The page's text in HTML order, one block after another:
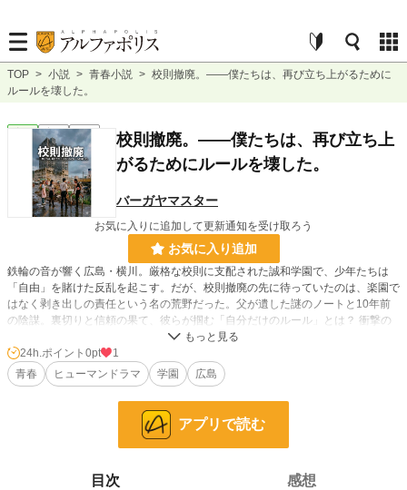
TOP > 小説 > 青春小説 > 校則撤廃。――僕たちは、再び立ち上がるために
ルールを壊した。
完結 長編
校則撤廃。――僕たちは、再び立ち上
がるためにルールを壊した。
バーガヤマスター
お気に入りに追加して更新通知を受け取ろう
お気に入り追加
鉄輪の音が響く広島・横川。厳格な校則に支配された誠和学園で、少年たちは
「自由」を賭けた反乱を起こす。だが、校則撤廃の先に待っていたのは、楽園で
はなく剥き出しの責任という名の荒野だった。父が遺した謎のノートと10年前
の陰謀。裏切りと信頼の果て、彼らが掴む「自分だけのルール」とは？ 衝撃の
小説 228,589 位 / 228,589 件
7,913 位 / 7,913 件
0 pt
24h.ポイント 0pt
1
青春
ヒューマンドラマ 学園 広島
アプリで読む
目次 感想